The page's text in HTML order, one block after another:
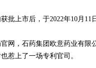
上市后，于2022年10月11
，石药集团欧意药业有限
惹上了一场专利官司。